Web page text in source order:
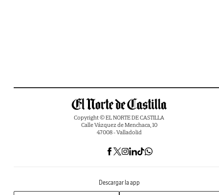
Copyright © EL NORTE DE CASTILLA
Calle Vázquez de Menchaca, 10
47008 - Valladolid
Descargar la app